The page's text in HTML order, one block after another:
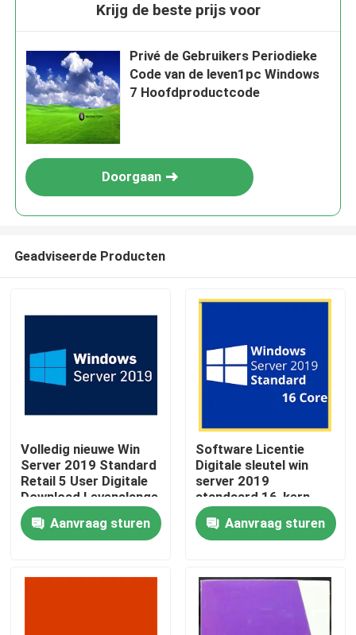
Huis
Producten
Video's
Krijg de beste prijs voor
Privé de Gebruikers Periodieke
Code van de leven1pc Windows
7 Hoofdproductcode
Doorgaan
Geadviseerde Producten
Volledig nieuwe Win
Server 2019 Standard
Retail 5 User Digitale
Download Levenslange
sleutel
Aanvraag sturen
Software Licentie
Digitale sleutel win
server 2019
standaard 16-kern
Aanvraag sturen